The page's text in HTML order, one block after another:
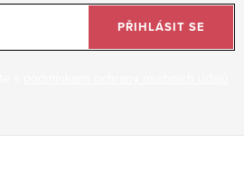
PŘIHLÁSIT SE